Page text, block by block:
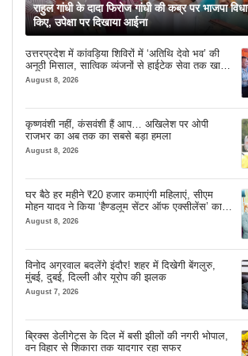
राहुल गांधी के दादा फिरोज गांधी की कब्र पर भाजपा
किए, उपेक्षा पर दिखाया आईना
उत्तरप्रदेश में कांवड़िया शिविरों में ‘अतिथि देवो भव’ की
अनूठी मिसाल, सात्विक व्यंजनों से हाईटेक सेवा तक खास
इंतजाम
August 8, 2026
कृष्णवंशी नहीं, कंसवंशी हैं आप… अखिलेश पर ओपी
राजभर का अब तक का सबसे बड़ा हमला
August 8, 2026
घर बैठे हर महीने ₹20 हजार कमाएंगी महिलाएं, सीएम
मोहन यादव ने किया ‘हैण्डलूम सेंटर ऑफ एक्सीलेंस’ का
शुभारंभ
August 8, 2026
विनोद अग्रवाल बदलेंगे इंदौर! शहर में दिखेगी बेंगलुरु,
मुंबई, दुबई, दिल्ली और यूरोप की झलक
August 7, 2026
ब्रिक्स डेलीगेट्स के दिल में बसी झीलों की नगरी भोपाल,
वन विहार से शिकारा तक यादगार रहा सफर